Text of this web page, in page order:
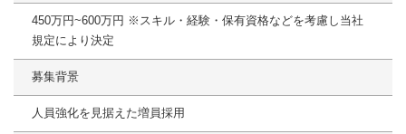
450万円~600万円 ※スキル・経験・保有資格などを考慮し当社
規定により決定
募集背景
人員強化を見据えた増員採用